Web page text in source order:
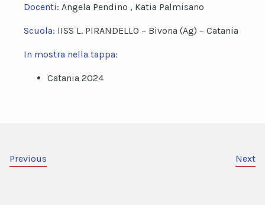
Docenti: Angela Pendino , Katia Palmisano
Scuola: IISS L. PIRANDELLO – Bivona (Ag) – Catania
In mostra nella tappa:
Catania 2024
Previous Next